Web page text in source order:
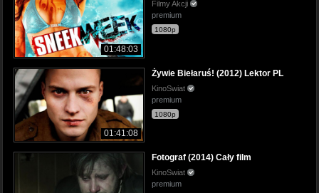
01:48:03
Filmy Akcji
premium
1080p
01:41:08
Żywie Biełaruś! (2012) Lektor PL
KinoSwiat
premium
1080p
Fotograf (2014) Cały film
KinoSwiat
premium